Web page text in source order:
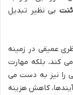
بی نظیر تبدیل
عمیقی در زمینه
کند، بلکه مهارت
را نیز به دست می
کاهش هزینه